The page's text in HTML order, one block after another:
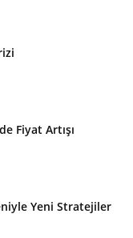
Fiyat Artışı
Yeni Stratejiler